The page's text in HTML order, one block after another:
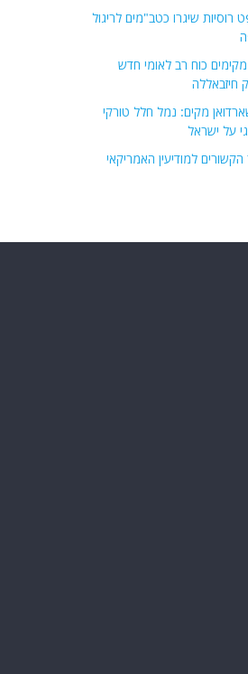
שיגרו כטב"מים לריגול
כוח רב לאומי חדש
חיזבאללה
מקים: נמל חלל טורקי
על ישראל
4 תאי טרור הקשורים למודיעין האמריקאי